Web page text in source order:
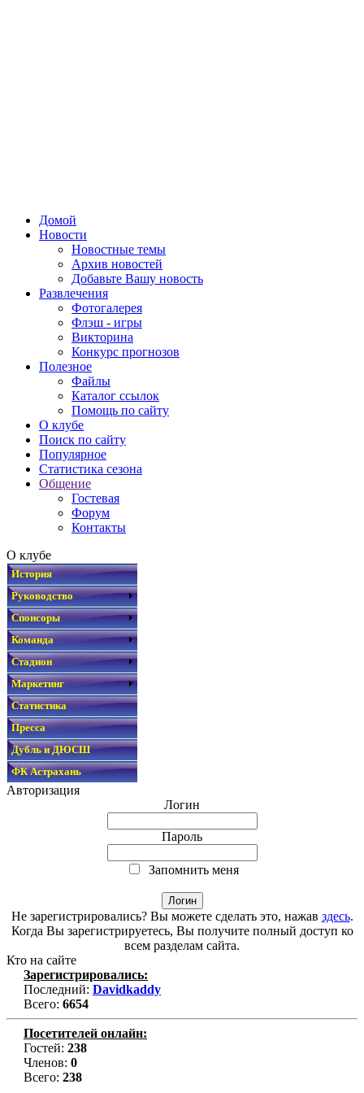
Домой
Новости
Новостные темы
Архив новостей
Добавьте Вашу новость
Развлечения
Фотогалерея
Флэш - игры
Викторина
Конкурс прогнозов
Полезное
Файлы
Каталог ссылок
Помощь по сайту
О клубе
Поиск по сайту
Популярное
Статистика сезона
Общение
Гостевая
Форум
Контакты
О клубе
История
Руководство
Спонсоры
Команда
Стадион
Маркетинг
Статистика
Пресса
Дубль и ДЮСШ
ФК Астрахань
Авторизация
Логин
Пароль
Запомнить меня
Не зарегистрировались? Вы можете сделать это, нажав здесь.
Когда Вы зарегистрируетесь, Вы получите полный доступ ко
всем разделам сайта.
Кто на сайте
Зарегистрировались:
Последний: Davidkaddy
Всего: 6654
Посетителей онлайн:
Гостей: 238
Членов: 0
Всего: 238